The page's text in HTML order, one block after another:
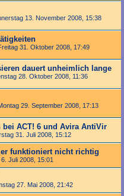
13. November 2008, 15:38
31. Oktober 2008, 17:49
dauert unheimlich lange
28. Oktober 2008, 11:36
29. September 2008, 17:13
ACT! 6 und Avira AntiVir
31. Juli 2008, 15:12
funktioniert nicht richtig
Juli 2008, 15:01
27. Mai 2008, 21:42